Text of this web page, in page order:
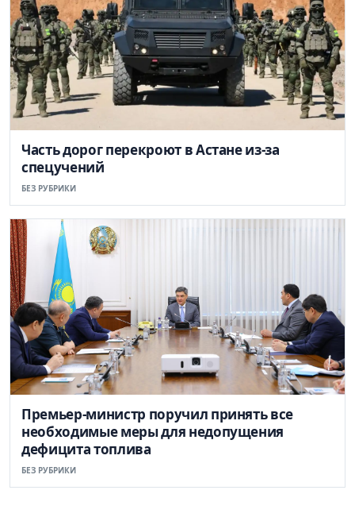
Часть дорог перекроют в Астане из-за
спецучений
БЕЗ РУБРИКИ
Премьер-министр поручил принять все
необходимые меры для недопущения
дефицита топлива
БЕЗ РУБРИКИ